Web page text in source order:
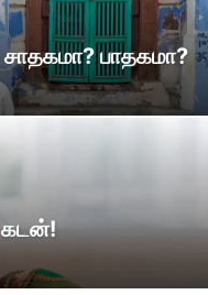
சாதகமா? பாதகமா?
கடன்!